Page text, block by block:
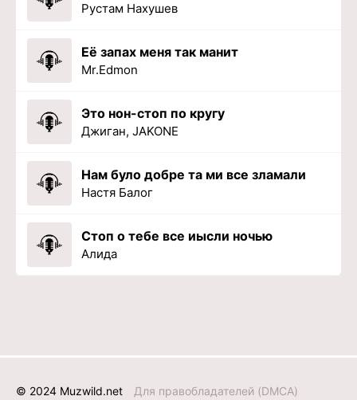
Рустам Нахушев
Её запах меня так манит
Mr.Edmon
Это нон-стоп по кругу
Джиган, JAKONE
Нам було добре та ми все зламали
Настя Балог
Стоп о тебе все иысли ночью
Алида
© 2024 Muzwild.net Для правобладателей (DMCA)